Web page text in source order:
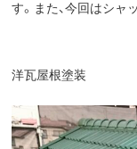
す。また、今回はシャ
洋瓦屋根塗装